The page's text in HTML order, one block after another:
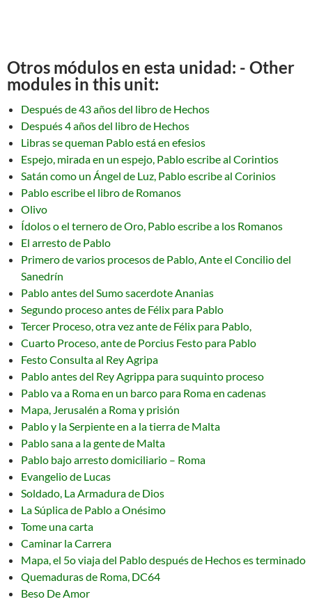
Otros módulos en esta unidad: - Other
modules in this unit:
Después de 43 años del libro de Hechos
Después 4 años del libro de Hechos
Libras se queman Pablo está en efesios
Espejo, mirada en un espejo, Pablo escribe al Corintios
Satán como un Ángel de Luz, Pablo escribe al Corinios
Pablo escribe el libro de Romanos
Olivo
Ídolos o el ternero de Oro, Pablo escribe a los Romanos
El arresto de Pablo
Primero de varios procesos de Pablo, Ante el Concilio del
Sanedrín
Pablo antes del Sumo sacerdote Ananias
Segundo proceso antes de Félix para Pablo
Tercer Proceso, otra vez ante de Félix para Pablo,
Cuarto Proceso, ante de Porcius Festo para Pablo
Festo Consulta al Rey Agripa
Pablo antes del Rey Agrippa para suquinto proceso
Pablo va a Roma en un barco para Roma en cadenas
Mapa, Jerusalén a Roma y prisión
Pablo y la Serpiente en a la tierra de Malta
Pablo sana a la gente de Malta
Pablo bajo arresto domiciliario – Roma
Evangelio de Lucas
Soldado, La Armadura de Dios
La Súplica de Pablo a Onésimo
Tome una carta
Caminar la Carrera
Mapa, el 5o viaja del Pablo después de Hechos es terminado
Quemaduras de Roma, DC64
Beso De Amor